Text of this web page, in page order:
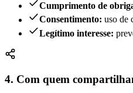
Cumprimento de
Consentimento: uso de
Legítimo interesse:
4. Com quem